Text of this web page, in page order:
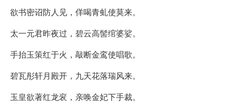
欲书密诏防人见，佯喝青虬使莫来。
太一元君昨夜过，碧云高髻绾婆娑。
手抬玉策红于火，敲断金鸾使唱歌。
碧瓦彤轩月殿开，九天花落瑞风来。
玉皇欲著红龙衮，亲唤金妃下手裁。